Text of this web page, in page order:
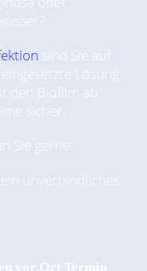
sind Sie auf
Lösung
den Biofilm ab
sicher.
Sie gerne.
unverbindliches
vor Ort Termin